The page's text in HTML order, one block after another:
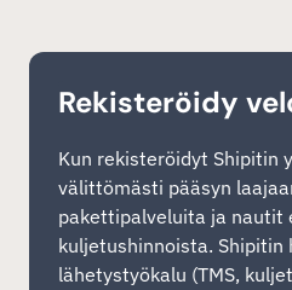
Rekisteröidy
Kun rekisteröidyt Shipitin
välittömästi pääsyn
pakettipalveluita ja nautit
kuljetushinnoista. Shipitin
lähetystyökalu (TMS,